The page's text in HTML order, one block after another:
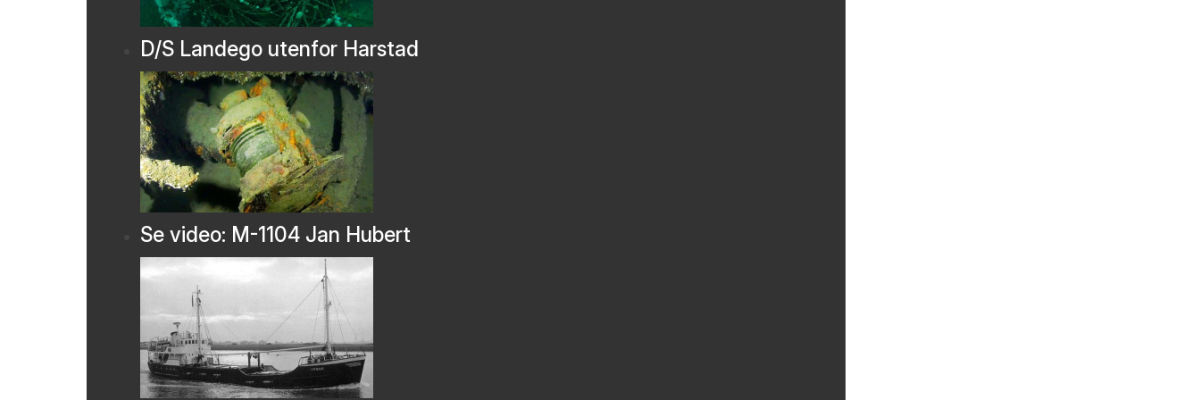
D/S Landego utenfor Harstad
Se video: M-1104 Jan Hubert